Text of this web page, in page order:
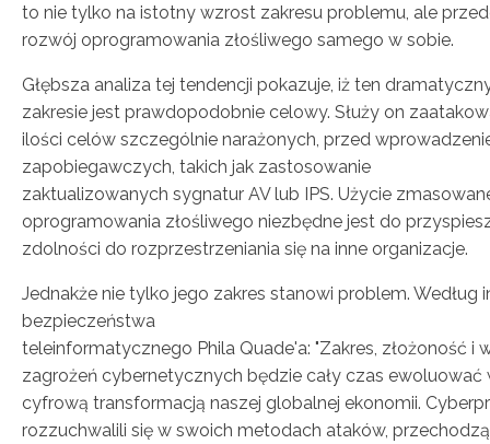
to nie tylko na istotny wzrost zakresu problemu, ale
rozwój oprogramowania złośliwego samego w sobie.
Głębsza analiza tej tendencji pokazuje, iż ten
zakresie jest prawdopodobnie celowy. Służy on
ilości celów szczególnie narażonych, przed
zapobiegawczych, takich jak zastosowanie
zaktualizowanych sygnatur AV lub IPS. Użycie
oprogramowania złośliwego niezbędne jest do
zdolności do rozprzestrzeniania się na inne organizacje.
Jednakże nie tylko jego zakres stanowi problem. Według
bezpieczeństwa
teleinformatycznego Phila Quade'a: "Zakres, złożoność i
zagrożeń cybernetycznych będzie cały czas ewoluować
cyfrową transformacją naszej globalnej ekonomii.
rozzuchwalili się w swoich metodach ataków,